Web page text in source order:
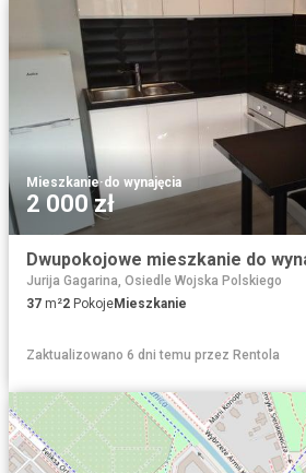
Mieszkanie·do wynajęcia
2 000 zł
Dwupokojowe mieszkanie do
Jurija Gagarina, Osiedle Wojska Polskiego
37 m²2 PokojeMieszkanie
Zaktualizowano 6 dni temu przez Rentola